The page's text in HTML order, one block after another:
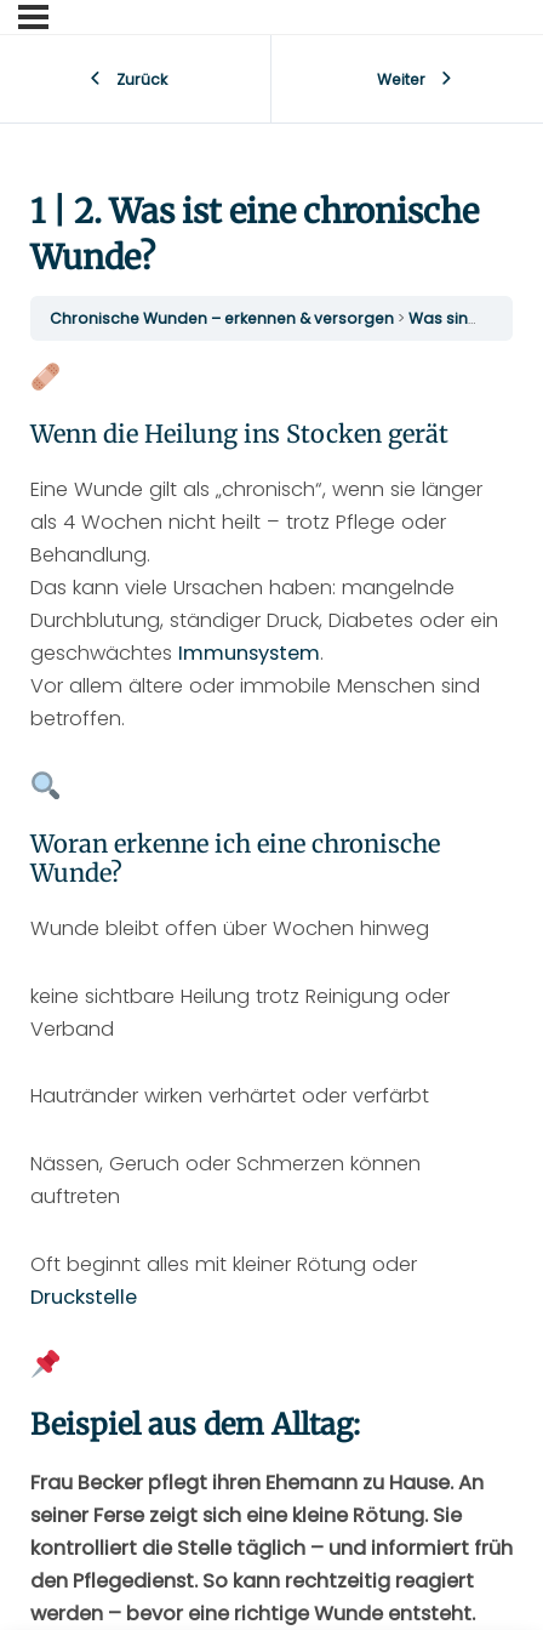
Zurück Weiter
1 | 2. Was ist eine chronische
Wunde?
Chronische Wunden – erkennen & versorgen Was sind Wunden
Wenn die Heilung ins Stocken gerät
Eine Wunde gilt als „chronisch“, wenn sie länger
als 4 Wochen nicht heilt – trotz Pflege oder
Behandlung.
Das kann viele Ursachen haben: mangelnde
Durchblutung, ständiger Druck, Diabetes oder ein
geschwächtes Immunsystem.
Vor allem ältere oder immobile Menschen sind
betroffen.
Woran erkenne ich eine chronische
Wunde?
Wunde bleibt offen über Wochen hinweg
keine sichtbare Heilung trotz Reinigung oder
Verband
Hautränder wirken verhärtet oder verfärbt
Nässen, Geruch oder Schmerzen können
auftreten
Oft beginnt alles mit kleiner Rötung oder
Druckstelle
Beispiel aus dem Alltag:
Frau Becker pflegt ihren Ehemann zu Hause. An
seiner Ferse zeigt sich eine kleine Rötung. Sie
kontrolliert die Stelle täglich – und informiert früh
den Pflegedienst. So kann rechtzeitig reagiert
werden – bevor eine richtige Wunde entsteht.